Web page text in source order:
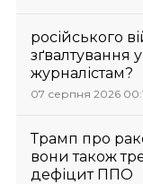
російського
зґвалтування
журналістам?
07 серпня 2026
Трамп про
вони також
дефіцит ППО